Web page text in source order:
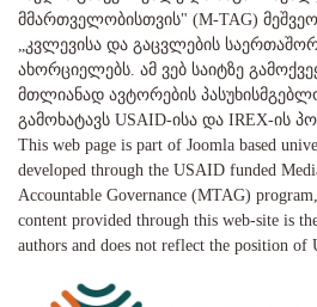
მმართველობისთვის" (M-TAG)
„კვლევისა და გაცვლების
ახორციელებს. ამ ვებ საიტზე
მთლიანად ავტორების
გამოხატავს USAID-ისა და IREX-ის
This web page is part of Joomla based
developed through the USAID funded
Accountable Governance (MTAG)
content provided through this web-site is
authors and does not reflect the position